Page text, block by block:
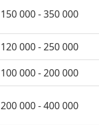
150 000 - 350 000
120 000 - 250 000
100 000 - 200 000
200 000 - 400 000